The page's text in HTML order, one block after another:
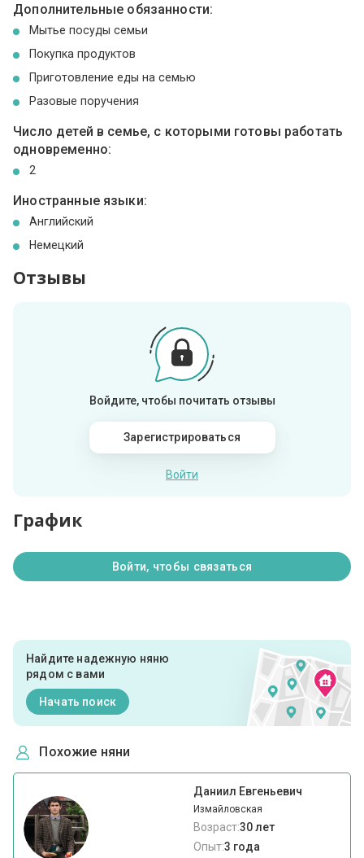
Дополнительные обязанности:
Мытье посуды семьи
Покупка продуктов
Приготовление еды на семью
Разовые поручения
Число детей в семье, с которыми готовы работать
одновременно:
2
Иностранные языки:
Английский
Немецкий
Отзывы
Войдите, чтобы почитать отзывы
Зарегистрироваться
Войти
График
Войти, чтобы связаться
Найдите надежную няню
рядом с вами
Начать поиск
Похожие няни
Даниил Евгеньевич
Измайловская
Возраст:30 лет
Опыт:3 года